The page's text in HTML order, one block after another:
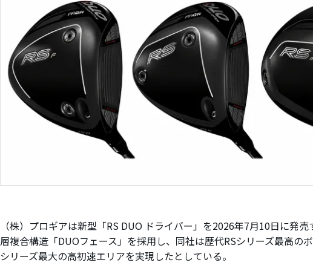
（株）プロギアは新型「RS DUO ドライバー」を2026年7月10日に発
層複合構造「DUOフェース」を採用し、同社は歴代RSシリーズ最高の
シリーズ最大の高初速エリアを実現したとしている。